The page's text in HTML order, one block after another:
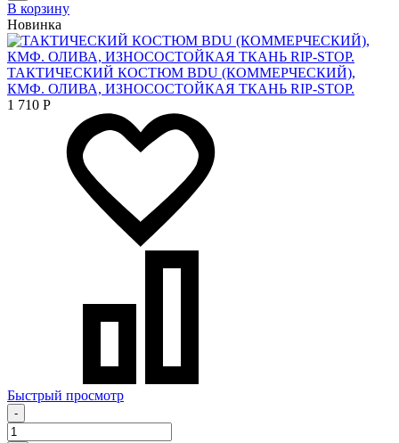
В корзину
Новинка
ТАКТИЧЕСКИЙ КОСТЮМ BDU (КОММЕРЧЕСКИЙ),
КМФ. ОЛИВА, ИЗНОСОСТОЙКАЯ ТКАНЬ RIP-STOP.
1 710 Р
Быстрый просмотр
-